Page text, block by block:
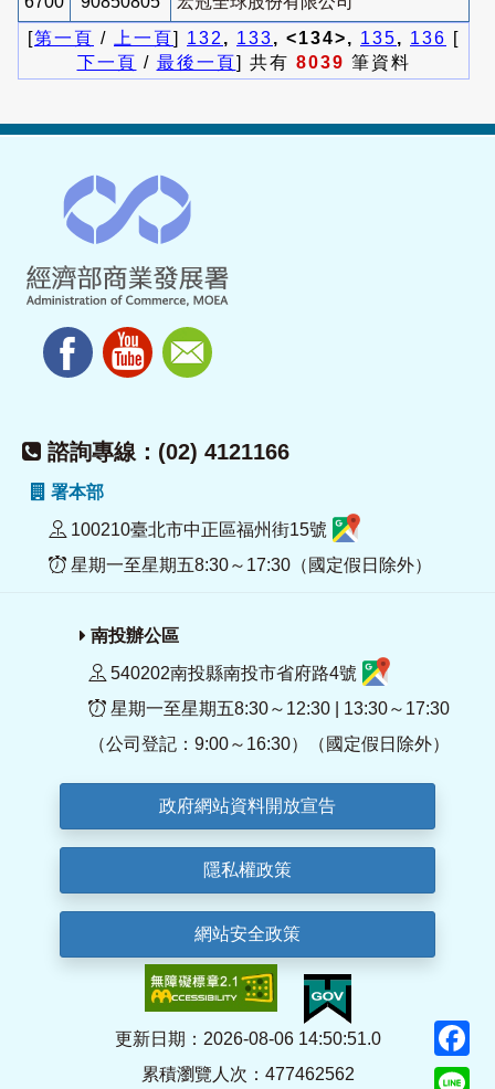
[第一頁 / 上一頁] 132 , 133, <134>, 135, 136 [
下一頁 / 最後一頁] 共有 8039 筆資料
諮詢專線：(02) 4121166
署本部
100210臺北市中正區福州街15號
星期一至星期五8:30～17:30（國定假日除外）
南投辦公區
540202南投縣南投市省府路4號
星期一至星期五8:30～12:30 | 13:30～17:30
（公司登記：9:00～16:30）（國定假日除外）
政府網站資料開放宣告
隱私權政策
網站安全政策
更新日期：2026-08-06 14:50:51.0
累積瀏覽人次：477462562